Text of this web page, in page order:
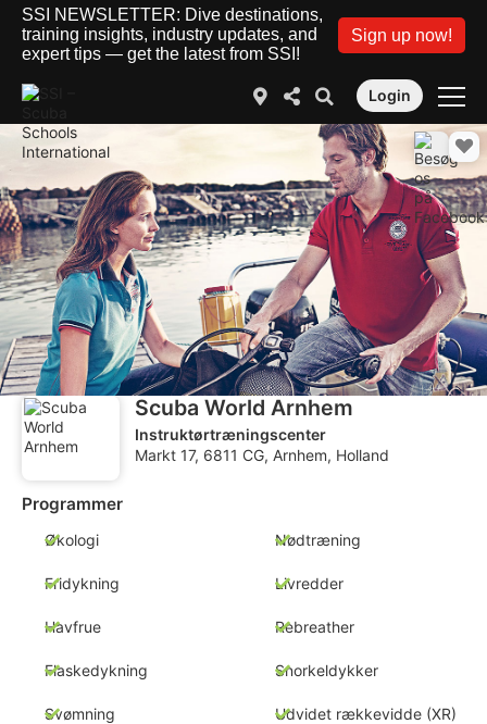
SSI NEWSLETTER: Dive destinations,
training insights, industry updates, and
expert tips — get the latest from SSI!
Sign up now!
Login
Scuba World Arnhem
Instruktørtræningscenter
Markt 17, 6811 CG, Arnhem, Holland
Programmer
Økologi Nødtræning
Fridykning Livredder
Havfrue Rebreather
Flaskedykning Snorkeldykker
Svømning Udvidet rækkevidde (XR)